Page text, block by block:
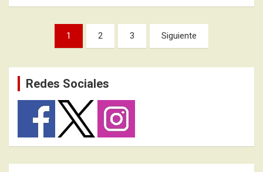
Paginación
entradas
1 2 3 Siguiente
Redes Sociales